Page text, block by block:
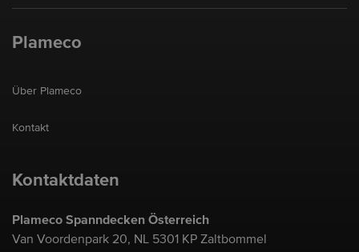
Plameco
Über Plameco
Kontakt
Kontaktdaten
Plameco Spanndecken Österreich
Van Voordenpark 20, NL 5301 KP Zaltbommel